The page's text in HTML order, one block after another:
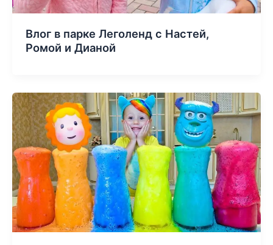
Влог в парке Леголенд с Настей,
Ромой и Дианой